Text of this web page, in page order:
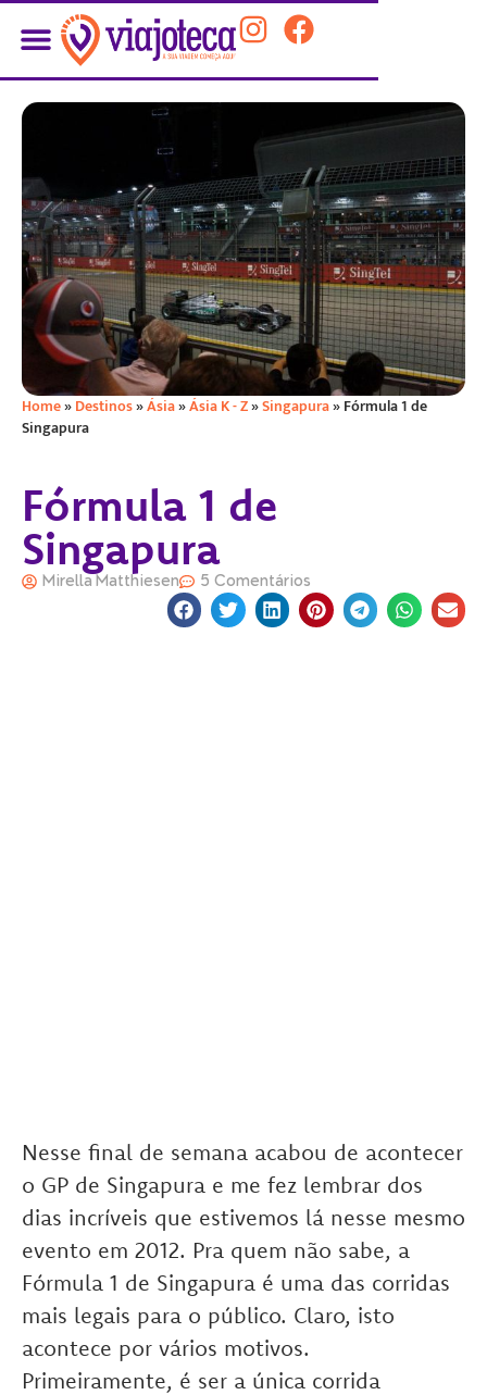
Home»Destinos»Ásia»Ásia K - Z»Singapura»Fórmula 1 de
Singapura
Fórmula 1 de
Singapura
Mirella Matthiesen 5 Comentários
Nesse final de semana acabou de acontecer
o GP de Singapura e me fez lembrar dos
dias incríveis que estivemos lá nesse mesmo
evento em 2012. Pra quem não sabe, a
Fórmula 1 de Singapura é uma das corridas
mais legais para o público. Claro, isto
acontece por vários motivos.
Primeiramente, é ser a única corrida